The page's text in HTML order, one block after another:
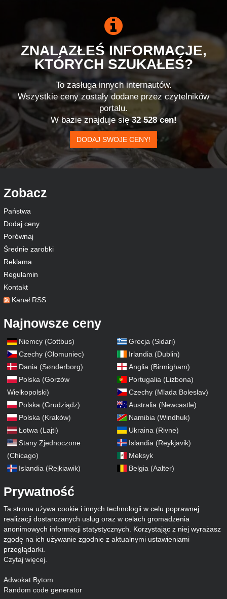
ZNALAZŁEŚ INFORMACJE,
KTÓRYCH SZUKAŁEŚ?
To zasługa innych internautów.
Wszystkie ceny zostały dodane przez czytelników
portalu.
W bazie znajduje się32 528 cen!
DODAJ SWOJE CENY!
Zobacz
Państwa
Dodaj ceny
Porównaj
Średnie zarobki
Reklama
Regulamin
Kontakt
Kanał RSS
Najnowsze ceny
Niemcy (Cottbus)
Czechy (Ołomuniec)
Dania (Sønderborg)
Polska (Gorzów
Wielkopolski)
Polska (Grudziądz)
Polska (Kraków)
Łotwa (Lajti)
Stany Zjednoczone
(Chicago)
Islandia (Rejkiawik)
Grecja (Sidari)
Irlandia (Dublin)
Anglia (Birmigham)
Portugalia (Lizbona)
Czechy (Mlada Boleslav)
Australia (Newcastle)
Namibia (Windhuk)
Ukraina (Rivne)
Islandia (Reykjavik)
Meksyk
Belgia (Aalter)
Prywatność
Ta strona używa cookie i innych technologii w celu poprawnej
realizacji dostarczanych usług oraz w celach gromadzenia
anonimowych informacji statystycznych. Korzystając z niej wyrażasz
zgodę na ich używanie zgodnie z aktualnymi ustawieniami
przeglądarki.
Czytaj więcej
Adwokat Bytom
Random code generator